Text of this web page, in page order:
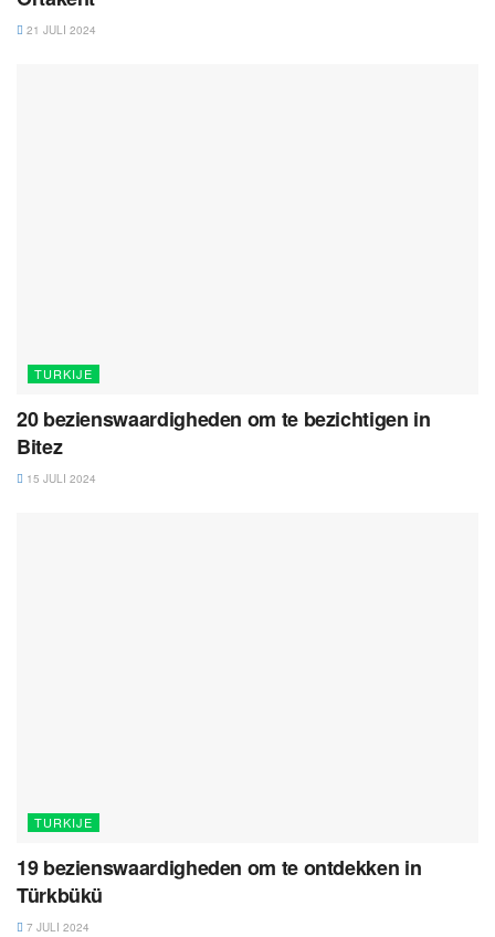
21 JULI 2024
TURKIJE
20 bezienswaardigheden om te bezichtigen in
Bitez
15 JULI 2024
TURKIJE
19 bezienswaardigheden om te ontdekken in
Türkbükü
7 JULI 2024